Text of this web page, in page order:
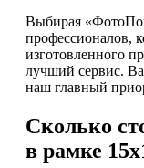
Выбирая
профессионалов,
изготовленного
лучший сервис.
наш главный
Сколько
в рамке